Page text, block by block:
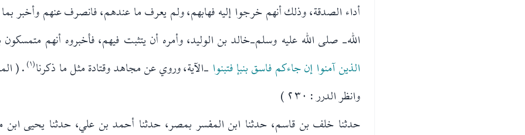
أداء الصدقة، وذلك أنهم خرجوا إليه فهابهم، ولم يعرف ما عندهم، فانصرف عنهم وأخبر
الله- صلى الله عليه وسلم-خالد بن الوليد، وأمره أن يتثبت فيهم، فأخبروه أنهم
الذين آمنوا إن جاءكم فاسق بنبإ فتبنوا -الآية، وروي عن مجاهد وقتادة مثل ما ذكرنا(١)
وانظر الدرر : ٢٣٠ )
حدثنا خلف بن قاسم، حدثنا ابن المفسر بمصر، حدثنا أحمد بن علي، حدثنا يحيى